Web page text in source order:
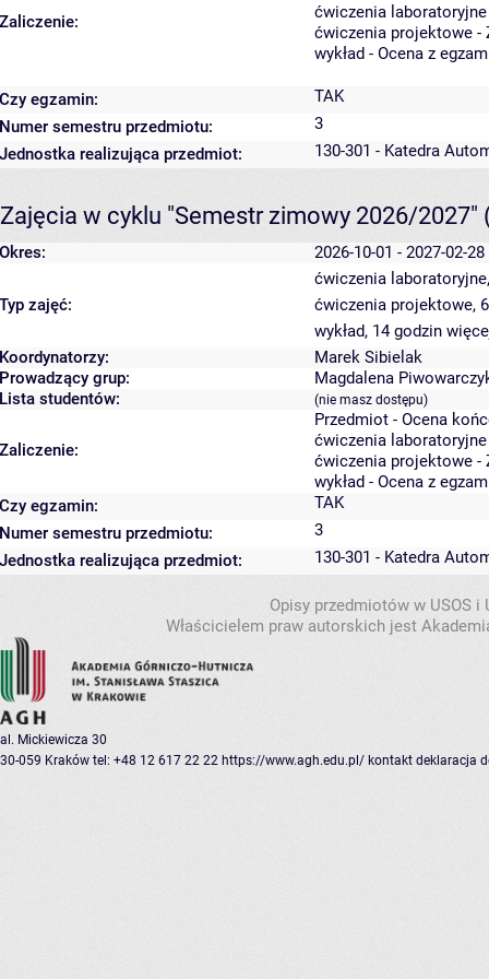
Zaliczenie:
ćwiczenia
ćwiczenia projektowe -
wykład - Ocena z
Czy egzamin:
TAK
Numer semestru przedmiotu:
3
Jednostka realizująca przedmiot:
130-301 - Katedra
Zajęcia w cyklu "Semestr zimowy 2026/2027"
Okres: 2026-10-01 - 2027-02-28
Typ zajęć:
ćwiczenia
ćwiczenia projektowe,
wykład, 14 godzin
Koordynatorzy:
Marek Sibielak
Prowadzący grup:
Magdalena
Lista studentów:
(nie masz dostępu)
Zaliczenie:
Przedmiot - Ocena
ćwiczenia
ćwiczenia projektowe -
wykład - Ocena z
Czy egzamin:
TAK
Numer semestru przedmiotu:
3
Jednostka realizująca przedmiot:
130-301 - Katedra
Opisy przedmiotów w USOS
Właścicielem praw autorskich jest
al. Mickiewicza 30
30-059 Kraków tel: +48 12 617 22 22 https://www.agh.edu.pl/ kontakt deklaracja